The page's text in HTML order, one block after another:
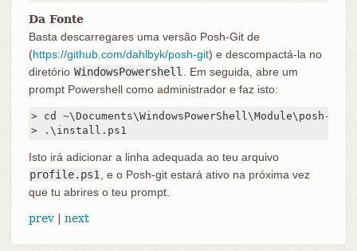
Da Fonte
Basta descarregares uma versão Posh-Git de
(https://github.com/dahlbyk/posh-git) e descompactá-la no
diretório WindowsPowershell. Em seguida, abre um
prompt Powershell como administrador e faz isto:
> cd ~\Documents\WindowsPowerShell\Module\posh-git
> .\install.ps1
Isto irá adicionar a linha adequada ao teu arquivo
profile.ps1, e o Posh-git estará ativo na próxima vez
que tu abrires o teu prompt.
prev| next